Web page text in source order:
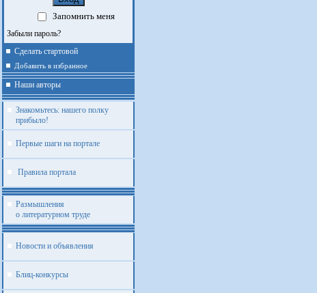
Запомнить меня
Забыли пароль?
Сделать стартовой
Добавить в избранное
Наши авторы
Знакомьтесь: нашего полку
прибыло!
Первые шаги на портале
Правила портала
Размышления
о литературном труде
Новости и объявления
Блиц-конкурсы